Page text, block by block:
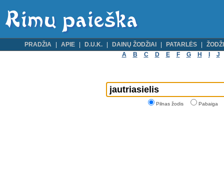
PRADŽIA APIE D.U.K. DAINŲ ŽODŽIAI PATARLĖS
A
B C D E F G H J
Pilnas žodis Pabaiga